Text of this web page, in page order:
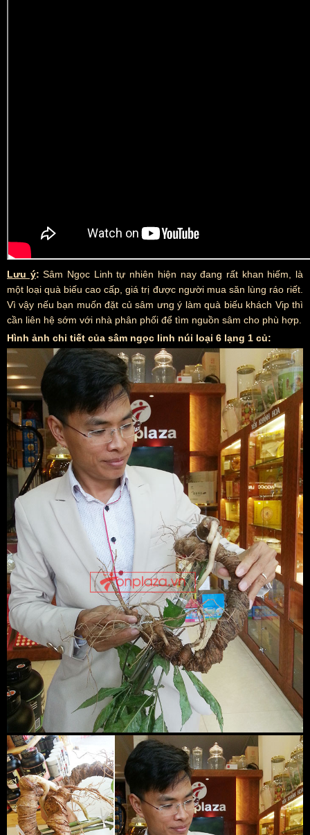
Lưu ý: Sâm Ngọc Linh tự nhiên hiện nay đang rất khan hiếm, là
một loại quà biếu cao cấp, giá trị được người mua săn lùng ráo riết.
Vì vậy nếu bạn muốn đặt củ sâm ưng ý làm quà biếu khách Vip thì
cần liên hệ sớm với nhà phân phối để tìm nguồn sâm cho phù hợp.
Hình ảnh chi tiết của sâm ngọc linh núi loại 6 lạng 1 củ: